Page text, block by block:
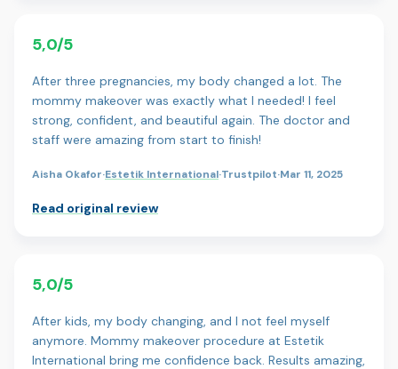
5,0/5
After three pregnancies, my body changed a lot. The
mommy makeover was exactly what I needed! I feel
strong, confident, and beautiful again. The doctor and
staff were amazing from start to finish!
Aisha Okafor·Estetik International·Trustpilot·Mar 11, 2025
Read original review
5,0/5
After kids, my body changing, and I not feel myself
anymore. Mommy makeover procedure at Estetik
International bring me confidence back. Results amazing,